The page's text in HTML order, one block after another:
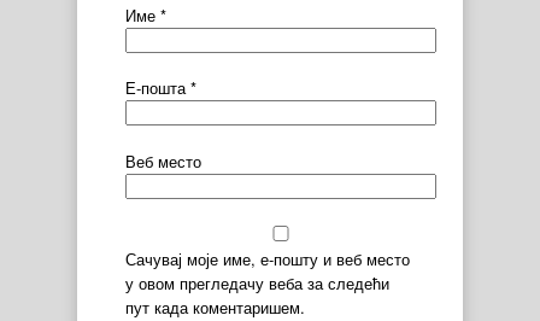
Име *
Е-пошта*
Веб место
Сачувај моје име, е-пошту и веб место
у овом прегледачу веба за следећи
пут када коментаришем.